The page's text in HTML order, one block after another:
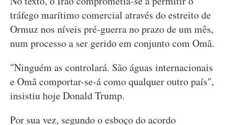
tráfego marítimo comercial através do estreito de
Ormuz nos níveis pré-guerra no prazo de um mês,
num processo a ser gerido em conjunto com Omã.
"Ninguém as controlará. São águas internacionais
e Omã comportar-se-á como qualquer outro país",
insistiu hoje Donald Trump.
Por sua vez, segundo o esboço do acordo